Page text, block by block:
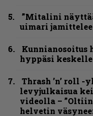
”Mitalini
uimari
Kunnianosoitus
hyppäsi
Thrash ’n’ roll
levyjulkaisua
videolla –
helvetin